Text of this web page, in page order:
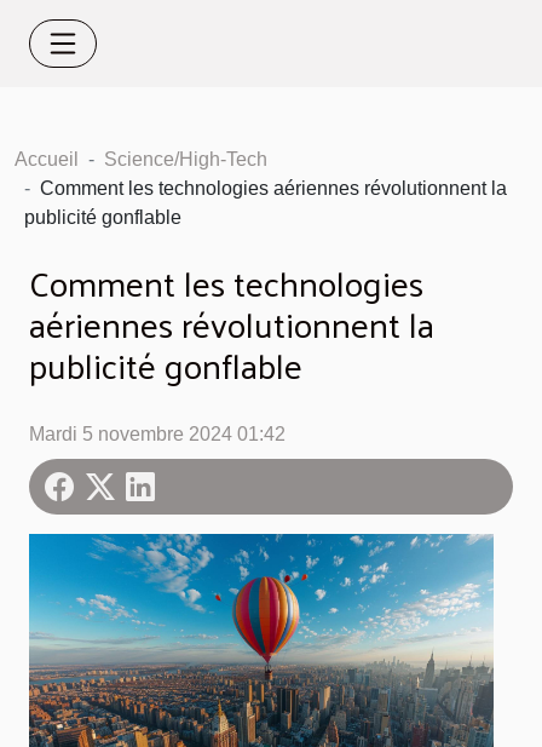
Accueil
Science/High-Tech
Comment les technologies aériennes révolutionnent la
publicité gonflable
Comment les technologies
aériennes révolutionnent la
publicité gonflable
Mardi 5 novembre 2024 01:42